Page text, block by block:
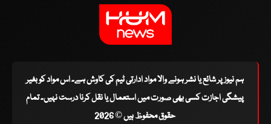
ہم نیوز پر شائع یا نشر ہونے والا مواد ادارتی ٹیم کی کاوش ہے۔ اس مواد کو بغیر
پیشگی اجازت کسی بھی صورت میں استعمال یا نقل کرنا درست نہیں۔ تمام
حقوق محفوظ ہیں © 2026